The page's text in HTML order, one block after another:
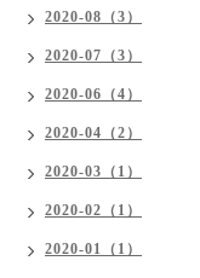
2020-08（3）
2020-07（3）
2020-06（4）
2020-04（2）
2020-03（1）
2020-02（1）
2020-01（1）